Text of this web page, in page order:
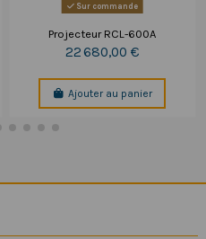
Sur commande
Projecteur RCL-600A
22 680,00 €
Ajouter au panier